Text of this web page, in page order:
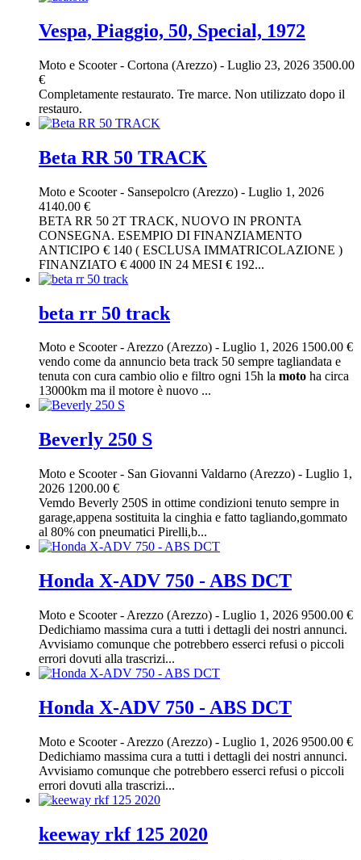
Vespa, Piaggio, 50, Special, 1972
Moto e Scooter- Cortona (Arezzo) - Luglio 23, 2026 3500.00
€
Completamente restaurato. Tre marce. Non utilizzato dopo il
restauro.
Beta RR 50 TRACK
Moto e Scooter- Sansepolcro (Arezzo) - Luglio 1, 2026
4140.00 €
BETA RR 50 2T TRACK, NUOVO IN PRONTA
CONSEGNA. ESEMPIO DI FINANZIAMENTO
ANTICIPO € 140 ( ESCLUSA IMMATRICOLAZIONE )
FINANZIATO € 4000 IN 24 MESI € 192...
beta rr 50 track
Moto e Scooter-Arezzo (Arezzo) - Luglio 1, 2026 1500.00 €
vendo come da annuncio beta track 50 sempre tagliandata e
tenuta con cura cambio olio e filtro ogni 15h la moto ha circa
13000km ma il motore è nuovo ...
Beverly 250 S
Moto e Scooter- San Giovanni Valdarno (Arezzo) - Luglio 1,
2026 1200.00 €
Vemdo Beverly 250S in ottime condizioni tenuto sempre in
garage,appena sostituita la cinghia e fatto tagliando,gommato
al 80% con pneumatici Pirelli,b...
Honda X-ADV 750 - ABS DCT
Moto e Scooter- Arezzo (Arezzo) - Luglio 1, 2026 9500.00 €
Dedichiamo massima cura a tutti i dettagli dei nostri annunci.
Avvisiamo comunque che potrebbero esserci refusi o piccoli
errori dovuti alla trascrizi...
Honda X-ADV 750 - ABS DCT
Moto e Scooter- Arezzo (Arezzo) - Luglio 1, 2026 9500.00 €
Dedichiamo massima cura a tutti i dettagli dei nostri annunci.
Avvisiamo comunque che potrebbero esserci refusi o piccoli
errori dovuti alla trascrizi...
keeway rkf 125 2020